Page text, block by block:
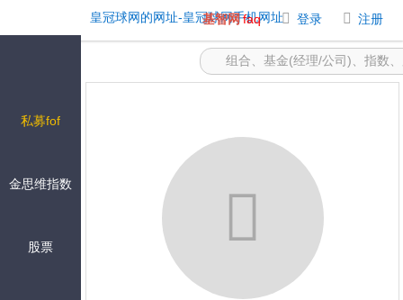
自选组合 -皇冠球网的网址
私募fof
金思维指数
股票
皇冠球网的网址-皇冠球网手机网址
基智网faq 登录 注册